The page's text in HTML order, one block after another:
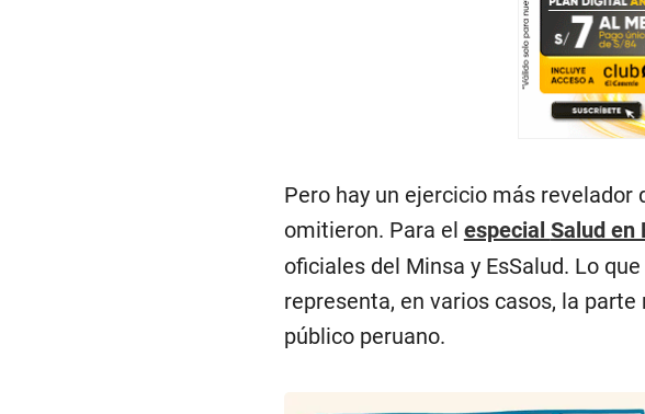
Pero hay un ejercicio más
omitieron. Para el especial Salud en
oficiales del Minsa y EsSalud. Lo
representa, en varios casos, la
público peruano.